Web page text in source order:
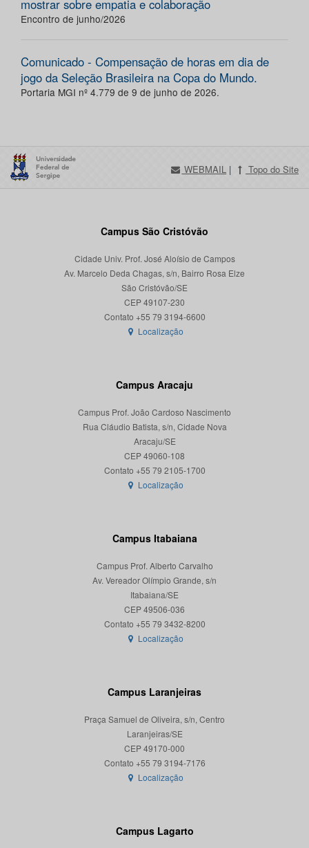
mostrar sobre empatia e colaboração
Encontro de junho/2026
Comunicado - Compensação de horas em dia de
jogo da Seleção Brasileira na Copa do Mundo.
Portaria MGI nº 4.779 de 9 de junho de 2026.
WEBMAIL | Topo do Site
Campus São Cristóvão
Cidade Univ. Prof. José Aloísio de Campos
Av. Marcelo Deda Chagas, s/n, Bairro Rosa Elze
São Cristóvão/SE
CEP 49107-230
Localização
Campus Aracaju
Campus Prof. João Cardoso Nascimento
Rua Cláudio Batista, s/n, Cidade Nova
Aracaju/SE
CEP 49060-108
Localização
Campus Itabaiana
Campus Prof. Alberto Carvalho
Av. Vereador Olímpio Grande, s/n
Itabaiana/SE
CEP 49506-036
Localização
Campus Laranjeiras
Praça Samuel de Oliveira, s/n, Centro
Laranjeiras/SE
CEP 49170-000
Localização
Campus Lagarto